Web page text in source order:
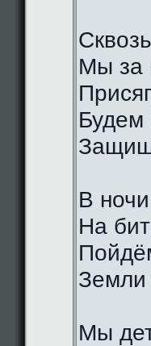
Мы за
Будем
В
На
Земли
Мы